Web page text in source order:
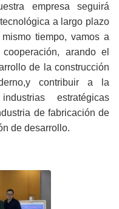
empresa seguirá
a largo plazo
tiempo, vamos a
arando el
de la construcción
contribuir a la
estratégicas
de fabricación de
de desarrollo.